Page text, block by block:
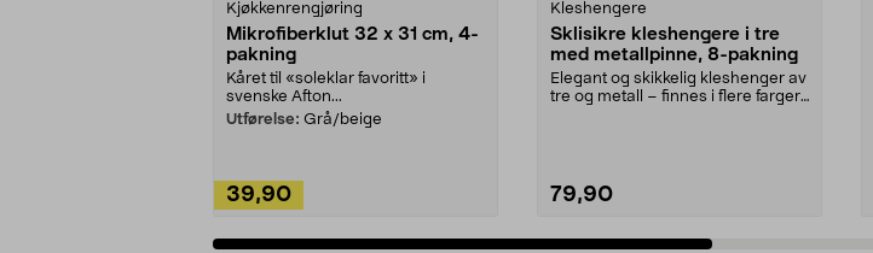
Kjøkkenrengjøring
Mikrofiberklut 32 x 31 cm, 4-
pakning
Kåret til «soleklar favoritt» i
svenske Afton...
Utførelse: Grå/beige
39,90
Kleshengere
Sklisikre kleshengere i tre
med metallpinne, 8-pakning
Elegant og skikkelig kleshenger av
tre og metall – finnes i flere farger.
79,90